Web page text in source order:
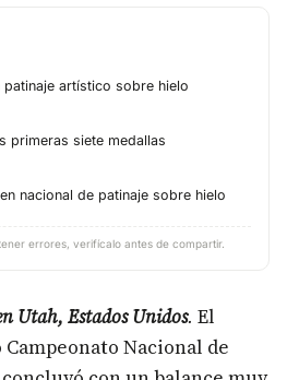
patinaje artístico sobre hielo
primeras siete medallas
nacional de patinaje sobre hielo
errores, verifícalo antes de compartir.
Utah, Estados Unidos. El
Nacional de